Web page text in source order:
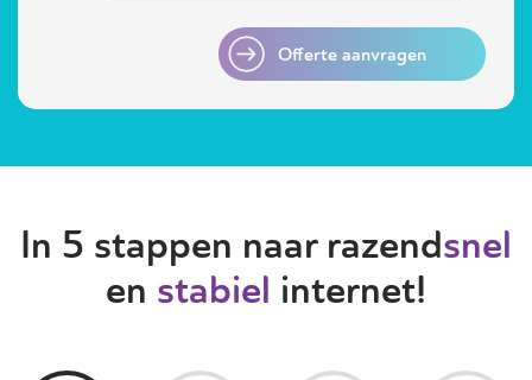
Offerte aanvragen
In 5 stappen naar razendsnel
en stabiel internet!